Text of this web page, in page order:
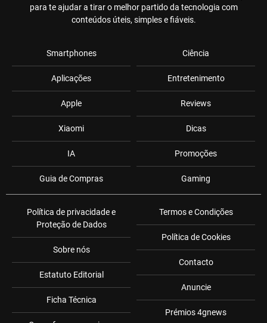
para te ajudar a tirar o melhor partido da tecnologia com
conteúdos úteis, simples e fiáveis.
Smartphones
Aplicações
Apple
Xiaomi
IA
Guia de Compras
Ciência
Entretenimento
Reviews
Dicas
Promoções
Gaming
Política de privacidade e
Proteção de Dados
Sobre nós
Estatuto Editorial
Ficha Técnica
Termos e Condições
Política de Cookies
Contacto
Anuncie
Prémios 4gnews